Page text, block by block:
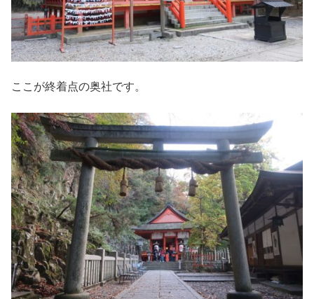
ここが終着点の奥社です。